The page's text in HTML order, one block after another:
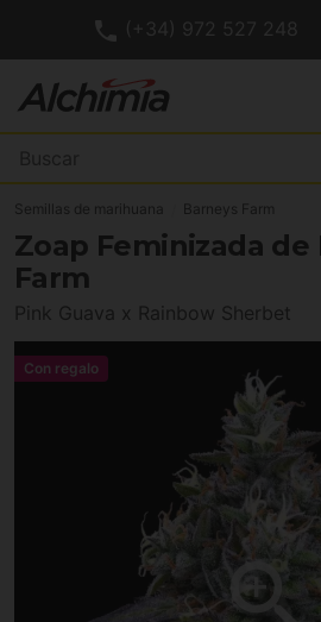
(+34) 972 527 248
Semillas de marihuana Barneys Farm
Zoap Feminizada de
Farm
Pink Guava x Rainbow Sherbet
Con regalo